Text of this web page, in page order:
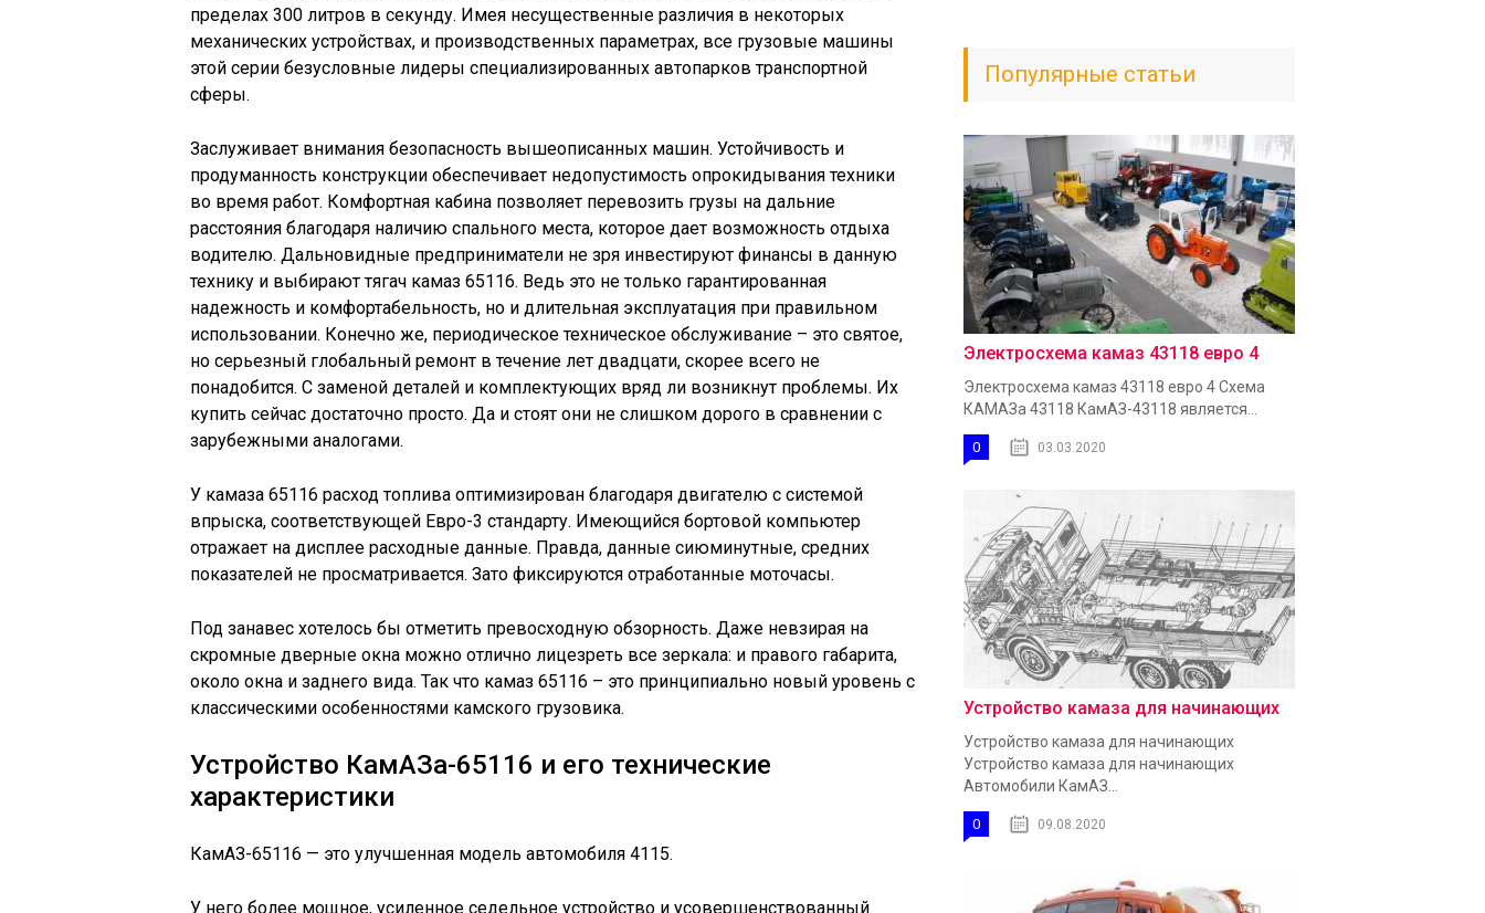
пределах 300 литров в секунду. Имея несущественные различия в некоторых
механических устройствах, и производственных параметрах, все грузовые машины
этой серии безусловные лидеры специализированных автопарков транспортной
сферы.
Заслуживает внимания безопасность вышеописанных машин. Устойчивость и
продуманность конструкции обеспечивает недопустимость опрокидывания техники
во время работ. Комфортная кабина позволяет перевозить грузы на дальние
расстояния благодаря наличию спального места, которое дает возможность отдыха
водителю. Дальновидные предприниматели не зря инвестируют финансы в данную
технику и выбирают тягач камаз 65116. Ведь это не только гарантированная
надежность и комфортабельность, но и длительная эксплуатация при правильном
использовании. Конечно же, периодическое техническое обслуживание – это святое,
но серьезный глобальный ремонт в течение лет двадцати, скорее всего не
понадобится. С заменой деталей и комплектующих вряд ли возникнут проблемы. Их
купить сейчас достаточно просто. Да и стоят они не слишком дорого в сравнении с
зарубежными аналогами.
У камаза 65116 расход топлива оптимизирован благодаря двигателю с системой
впрыска, соответствующей Евро-3 стандарту. Имеющийся бортовой компьютер
отражает на дисплее расходные данные. Правда, данные сиюминутные, средних
показателей не просматривается. Зато фиксируются отработанные моточасы.
Под занавес хотелось бы отметить превосходную обзорность. Даже невзирая на
скромные дверные окна можно отлично лицезреть все зеркала: и правого габарита,
около окна и заднего вида. Так что камаз 65116 – это принципиально новый уровень с
классическими особенностями камского грузовика.
Устройство КамАЗа-65116 и его технические
характеристики
КамАЗ-65116 — это улучшенная модель автомобиля 4115.
У него более мощное, усиленное седельное устройство и усовершенствованный
Популярные статьи
Электросхема камаз 43118 евро 4
Электросхема камаз 43118 евро 4 Схема
КАМАЗа 43118 КамАЗ-43118 является...
0 03.03.2020
Устройство камаза для начинающих
Устройство камаза для начинающих
Устройство камаза для начинающих
Автомобили КамАЗ...
0 09.08.2020